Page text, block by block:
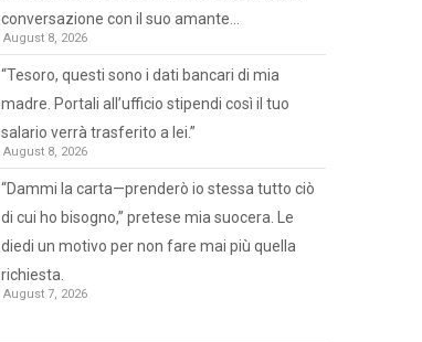
conversazione con il suo amante…
August 8, 2026
“Tesoro, questi sono i dati bancari di mia
madre. Portali all’ufficio stipendi così il tuo
salario verrà trasferito a lei.”
August 8, 2026
“Dammi la carta—prenderò io stessa tutto ciò
di cui ho bisogno,” pretese mia suocera. Le
diedi un motivo per non fare mai più quella
richiesta.
August 7, 2026